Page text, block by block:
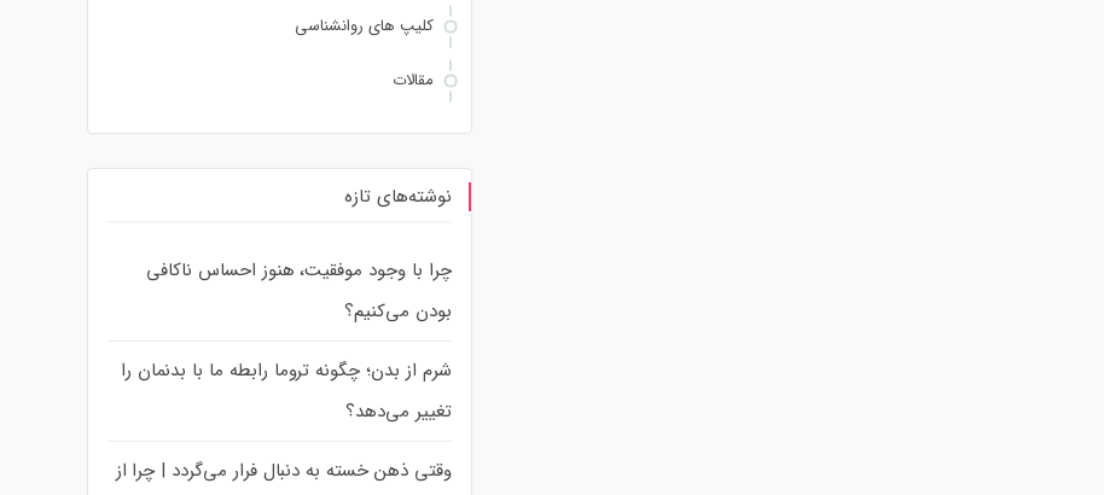
کلیپ های روانشناسی
مقالات
نوشته‌های تازه
چرا با وجود موفقیت، هنوز احساس ناکافی
بودن می‌کنیم؟
شرم از بدن؛ چگونه تروما رابطه ما با بدنمان را
تغییر می‌دهد؟
وقتی ذهن خسته به دنبال فرار می‌گردد | چرا از